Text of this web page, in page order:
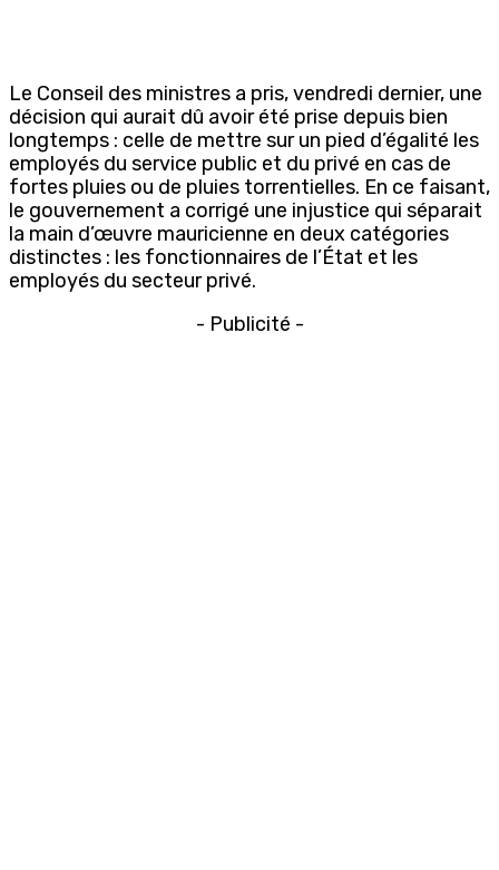
Le Conseil des ministres a pris, vendredi dernier, une
décision qui aurait dû avoir été prise depuis bien
longtemps : celle de mettre sur un pied d’égalité les
employés du service public et du privé en cas de
fortes pluies ou de pluies torrentielles. En ce faisant,
le gouvernement a corrigé une injustice qui séparait
la main d’œuvre mauricienne en deux catégories
distinctes : les fonctionnaires de l’État et les
employés du secteur privé.
- Publicité -